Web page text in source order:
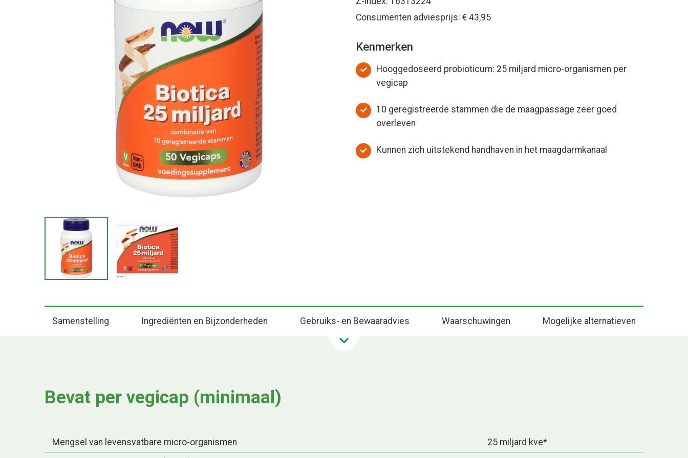
Consumenten adviesprijs: € 43,95
Kenmerken
Hooggedoseerd probioticum: 25 miljard micro-organismen per
vegicap
10 geregistreerde stammen die de maagpassage zeer goed
overleven
Kunnen zich uitstekend handhaven in het maagdarmkanaal
Samenstelling Ingrediënten en Bijzonderheden Gebruiks- en Bewaaradvies Waarschuwingen Mogelijke alternatieven
Bevat per vegicap (minimaal)
Mengsel van levensvatbare micro-organismen
25 miljard kve*